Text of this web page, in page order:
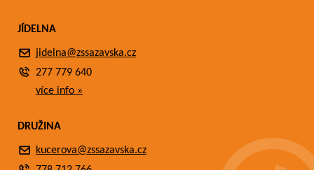
JÍDELNA
jidelna@zssazavska.cz
277 779 640
více info »
DRUŽINA
kucerova@zssazavska.cz